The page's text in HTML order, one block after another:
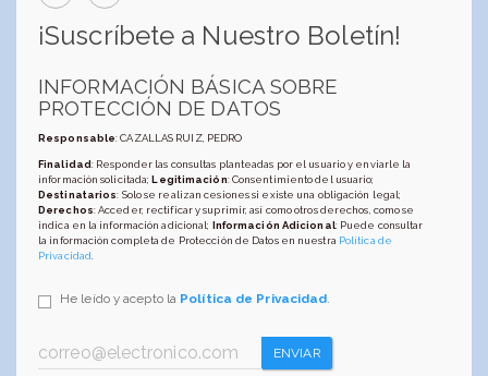
¡Suscríbete a Nuestro Boletín!
INFORMACIÓN BÁSICA SOBRE
PROTECCIÓN DE DATOS
Responsable: CAZALLAS RUIZ, PEDRO
Finalidad: Responder las consultas planteadas por el usuario y enviarle la
información solicitada;Legitimación: Consentimiento del usuario;
Destinatarios: Solo se realizan cesiones si existe una obligación legal;
Derechos: Acceder, rectificar y suprimir, así como otros derechos, como se
indica en la información adicional; Información Adicional: Puede consultar
la información completa de Protección de Datos en nuestra Política de
Privacidad
He leído y acepto la Política de Privacidad.
ENVIAR